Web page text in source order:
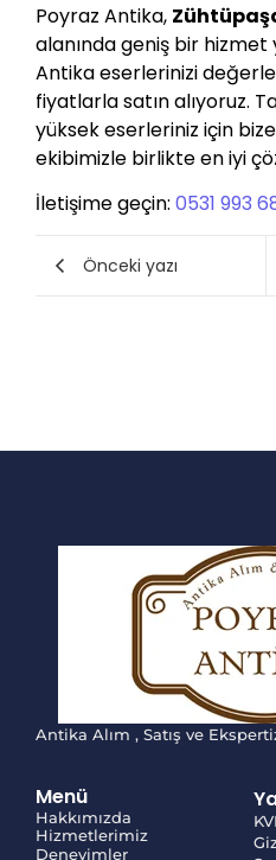
Poyraz Antika,
alanında geniş bir
Antika eserlerinizi
fiyatlarla satın alıyoruz.
yüksek eserleriniz için
ekibimizle birlikte en iyi
İletişime geçin: 0531 993
Önceki yazı
Antika Alım , Satış ve
Menü
Hakkımızda
Hizmetlerimiz
Deneyimler